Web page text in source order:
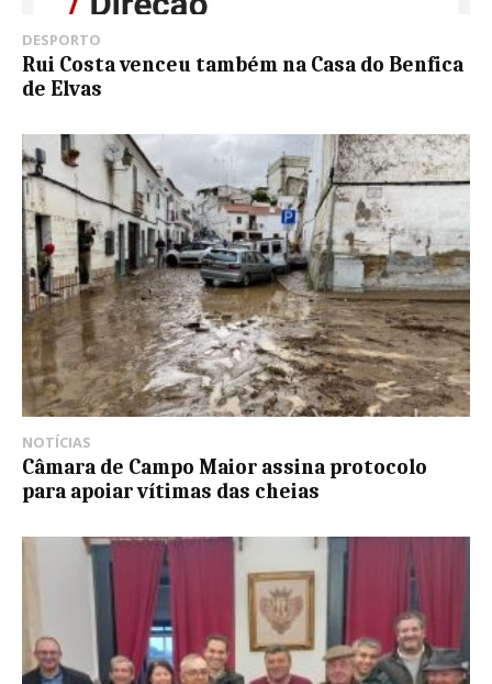
DESPORTO
Rui Costa venceu também na Casa do Benfica
de Elvas
NOTÍCIAS
Câmara de Campo Maior assina protocolo
para apoiar vítimas das cheias